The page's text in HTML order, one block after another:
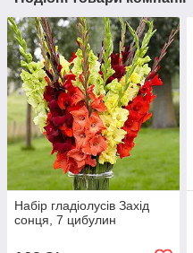
Набір гладіолусів Захід
сонця, 7 цибулин